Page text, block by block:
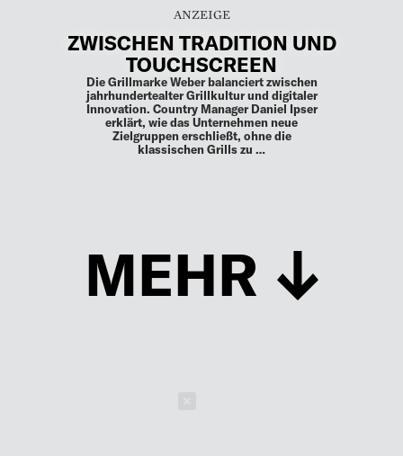
ZWISCHEN TRADITION UND
TOUCHSCREEN
jahrhundertealter Grillkultur und digitaler
Innovation. Country Manager Daniel Ipser
erklärt, wie das Unternehmen neue
Zielgruppen erschließt, ohne die